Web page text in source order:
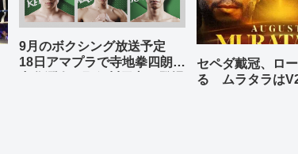
9月のボクシング放送予定
18日アマプラで寺地拳四朗、
セペダ戴冠、ロ
る ムラタラは